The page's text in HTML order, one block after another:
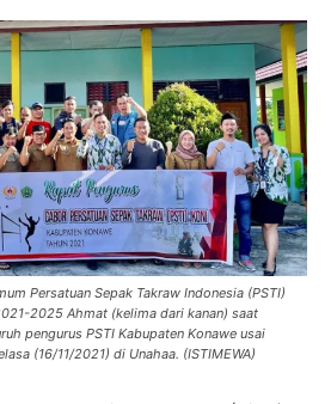
Persatuan Sepak Takraw Indonesia (PSTI)
2025 Ahmat (kelima dari kanan) saat
pengurus PSTI Kabupaten Konawe usai
(16/11/2021) di Unahaa. (ISTIMEWA)